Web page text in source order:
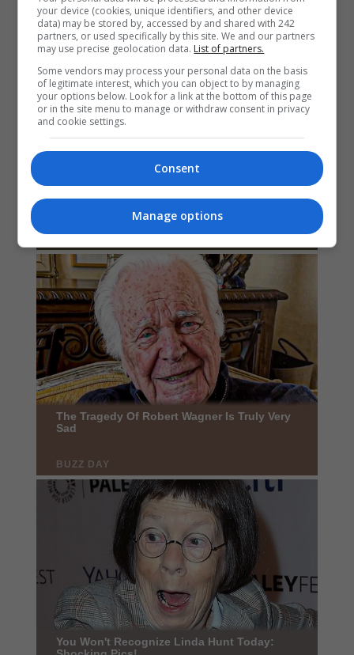
your device (cookies, unique identifiers, and other device
data) may be stored by, accessed by and shared with 242
partners, or used specifically by this site. We and our partners
may use precise geolocation data. List of partners.
Some vendors may process your personal data on the basis
of legitimate interest, which you can object to by managing
your options below. Look for a link at the bottom of this page
or in the site menu to manage or withdraw consent in privacy
and cookie settings.
Consent
Manage options